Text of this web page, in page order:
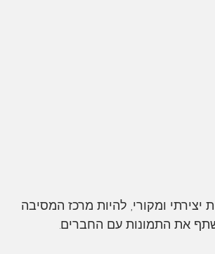
ומקורי, להיות מרכז המסיבה
את התמונות עם החברים.